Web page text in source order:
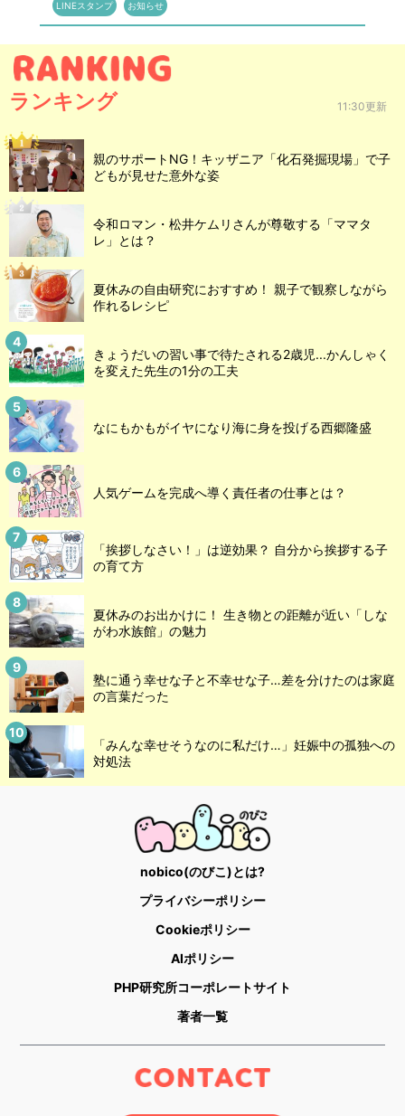
LINEスタンプ お知らせ
ランキング 11:30更新
親のサポートNG！キッザニア「化石発掘現場」で子
どもが見せた意外な姿
令和ロマン・松井ケムリさんが尊敬する「ママタ
レ」とは？
夏休みの自由研究におすすめ！ 親子で観察しながら
作れるレシピ
きょうだいの習い事で待たされる2歳児...かんしゃく
を変えた先生の1分の工夫
なにもかもがイヤになり海に身を投げる西郷隆盛
人気ゲームを完成へ導く責任者の仕事とは？
「挨拶しなさい！」は逆効果？ 自分から挨拶する子
の育て方
夏休みのお出かけに！ 生き物との距離が近い「しな
がわ水族館」の魅力
塾に通う幸せな子と不幸せな子…差を分けたのは家庭
の言葉だった
「みんな幸せそうなのに私だけ…」妊娠中の孤独への
対処法
nobico(のびこ)とは?
プライバシーポリシー
Cookieポリシー
AIポリシー
PHP研究所コーポレートサイト
著者一覧